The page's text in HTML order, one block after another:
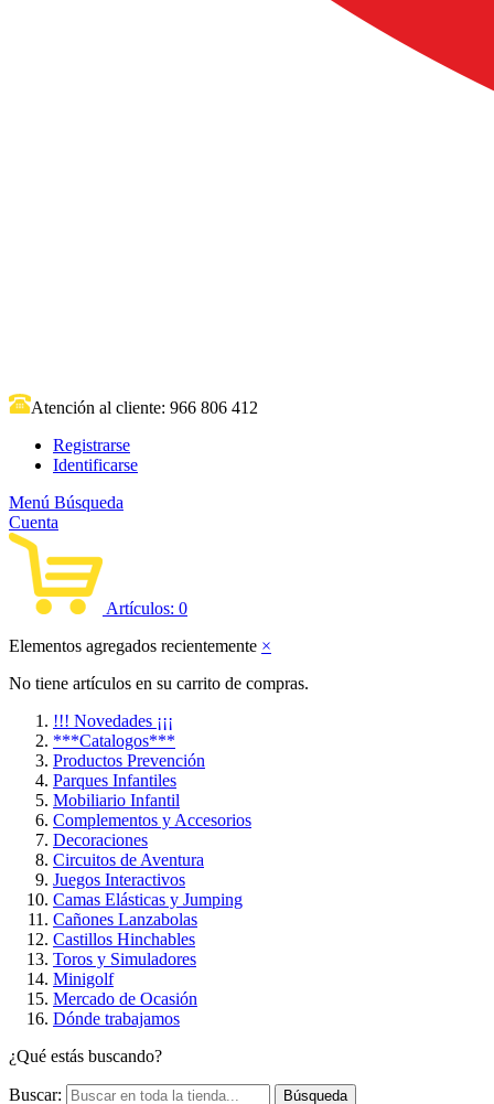
Atención al cliente: 966 806 412
Registrarse
Identificarse
Menú Búsqueda
Cuenta
Artículos: 0
Elementos agregados recientemente ×
No tiene artículos en su carrito de compras.
!!! Novedades ¡¡¡
***Catalogos***
Productos Prevención
Parques Infantiles
Mobiliario Infantil
Complementos y Accesorios
Decoraciones
Circuitos de Aventura
Juegos Interactivos
Camas Elásticas y Jumping
Cañones Lanzabolas
Castillos Hinchables
Toros y Simuladores
Minigolf
Mercado de Ocasión
Dónde trabajamos
¿Qué estás buscando?
Buscar: Búsqueda